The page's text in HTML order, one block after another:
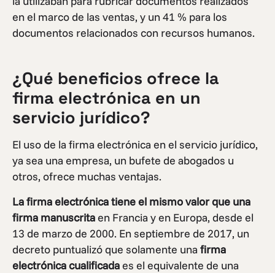
en el marco de las ventas, y un 41 % para los
documentos relacionados con recursos humanos.
¿Qué beneficios ofrece la
firma electrónica en un
servicio jurídico?
El uso de la firma electrónica en el servicio jurídico,
ya sea una empresa, un bufete de abogados u
otros, ofrece muchas ventajas.
La firma electrónica tiene el mismo valor que una
firma manuscritaen Francia y en Europa, desde el
13 de marzo de 2000. En septiembre de 2017, un
decreto puntualizó que solamente una firma
electrónica cualificadaes el equivalente de una